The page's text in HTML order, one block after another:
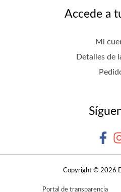
Accede a
Mi
Detalles de
Copyright © 2026
Portal de transparencia